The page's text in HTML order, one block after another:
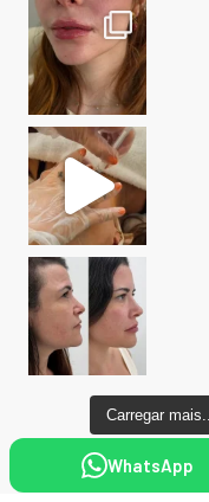
Carregar mais...
WhatsApp